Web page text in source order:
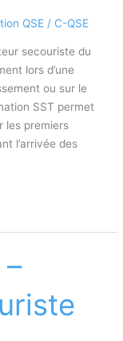
QSE / C-QSE
secouriste du
lors d’une
ou sur le
SST permet
les premiers
l’arrivée des